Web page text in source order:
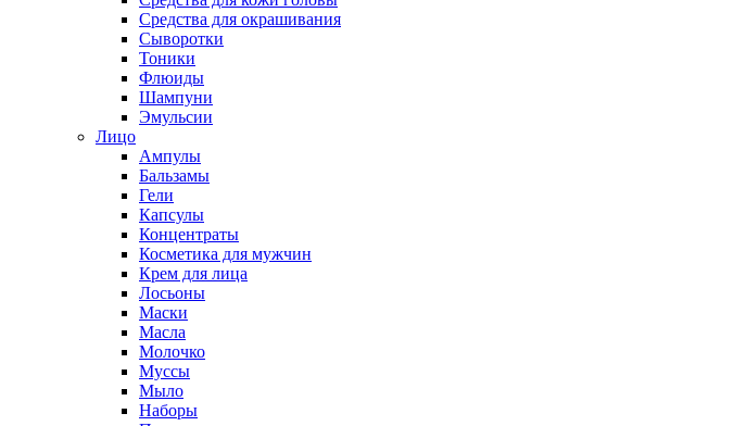
Средства для окрашивания
Сыворотки
Тоники
Флюиды
Шампуни
Эмульсии
Лицо
Ампулы
Бальзамы
Гели
Капсулы
Концентраты
Косметика для мужчин
Крем для лица
Лосьоны
Маски
Масла
Молочко
Муссы
Мыло
Наборы